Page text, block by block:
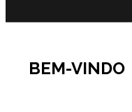
BEM-VINDO